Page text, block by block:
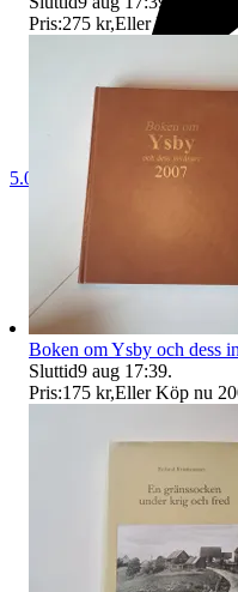
5.0
Pris:275 kr,Eller Köp nu
Boken om Ysby och dess
Sluttid9 aug 17:39.
Pris:175 kr,Eller Köp nu